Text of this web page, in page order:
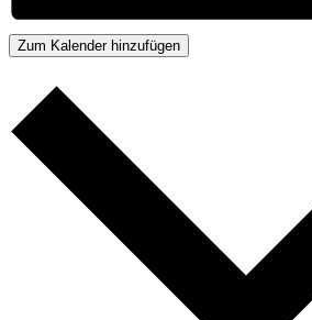
Zum Kalender hinzufügen